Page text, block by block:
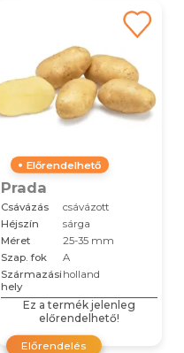
Előrendelhető
Prada
Csávázás
csávázott
Héjszín
sárga
Méret
25-35 mm
Szap. fok
A
Származási
hely
holland
Ez a termék jelenleg
előrendelhető!
Előrendelés